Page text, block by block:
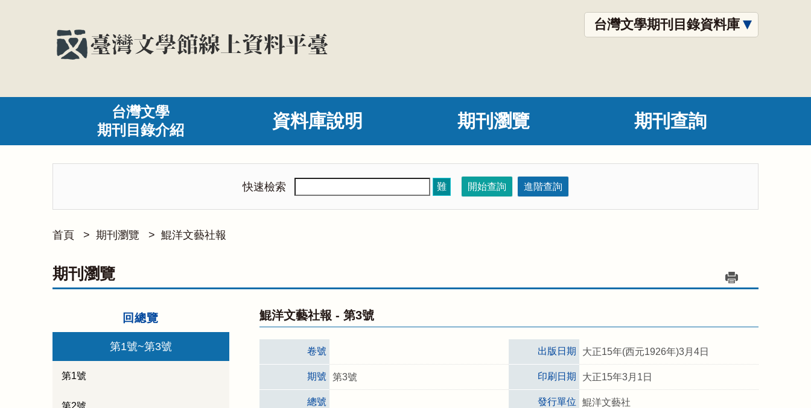
台灣文學期刊目錄資料庫
台灣文學
期刊目錄介紹
資料庫說明 期刊瀏覽 期刊查詢
快速檢索 難 開始查詢 進階查詢
首頁 > 期刊瀏覽 > 鯤洋文藝社報
期刊瀏覽
回總覽
第1號~第3號
第1號
第2號
鯤洋文藝社報 - 第3號
卷號 出版日期 大正15年(西元1926年)3月4日
期號 第3號 印刷日期 大正15年3月1日
總號 發行單位 鯤洋文藝社